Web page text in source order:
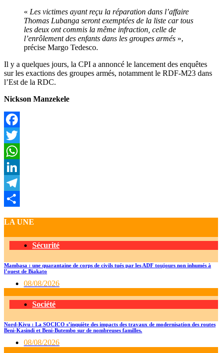
« Les victimes ayant reçu la réparation dans l’affaire
Thomas Lubanga seront exemptées de la liste car tous
les deux ont commis la même infraction, celle de
l’enrôlement des enfants dans les groupes armés »,
précise Margo Tedesco.
Il y a quelques jours, la CPI a annoncé le lancement des enquêtes
sur les exactions des groupes armés, notamment le RDF-M23 dans
l’Est de la RDC.
Nickson Manzekele
Facebook
Twitter
WhatsApp
LinkedIn
Telegram
LA UNE
Sécurité
Mambasa : une quarantaine de corps de civils tués par les ADF toujours non inhumés à
l’ouest de Biakato
08/08/2026
Société
Nord-Kivu : La SOCICO s’inquiète des impacts des travaux de modernisation des routes
Beni-Kasindi et Beni-Butembo sur de nombreuses familles.
08/08/2026